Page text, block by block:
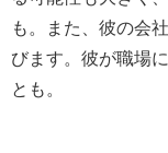
も。また、彼の会
びます。彼が職場
とも。